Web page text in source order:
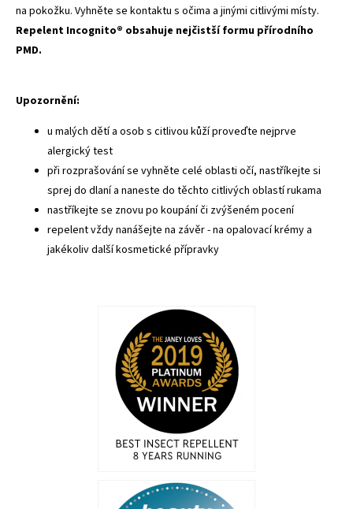
na pokožku. Vyhněte se kontaktu s očima a jinými citlivými místy.
Repelent Incognito® obsahuje nejčistší formu přírodního
PMD.
Upozornění:
u malých dětí a osob s citlivou kůží proveďte nejprve
alergický test
při rozprašování se vyhněte celé oblasti očí, nastříkejte si
sprej do dlaní a naneste do těchto citlivých oblastí rukama
nastříkejte se znovu po koupání či zvýšeném pocení
repelent vždy nanášejte na závěr - na opalovací krémy a
jakékoliv další kosmetické přípravky